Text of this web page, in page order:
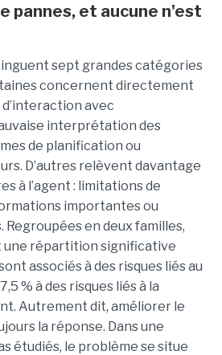
pannes, et aucune n'est
sept grandes catégories
concernent directement
avec
interprétation des
de planification ou
D’autres relèvent davantage
à l’agent : limitations de
importantes ou
Regroupées en deux familles,
une répartition significative
associés à des risques liés au
% à des risques liés à la
Autrement dit, améliorer le
la réponse. Dans une
étudiés, le problème se situe